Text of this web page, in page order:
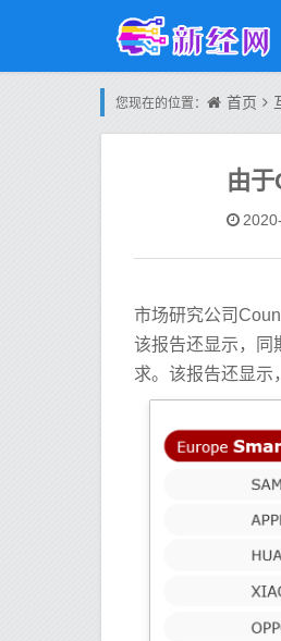
您现在的位置： 首页
由
市场研究公司
该报告还显示，同
求。该报告还显示